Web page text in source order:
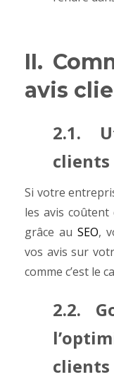
II.
avis
2.1.
clients
Si votre
les avis coûtent
grâce au SEO,
vos avis sur
comme c’est le
2.2.
clients